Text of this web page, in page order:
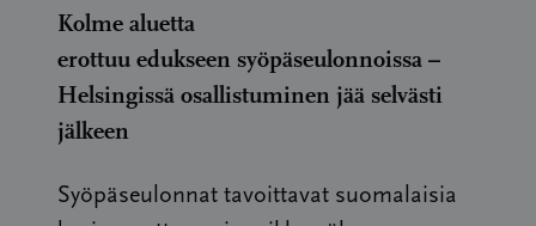
Kolme aluetta
erottuu edukseen syöpäseulonnoissa –
Helsingissä osallistuminen jää selvästi
jälkeen
Syöpäseulonnat tavoittavat suomalaisia